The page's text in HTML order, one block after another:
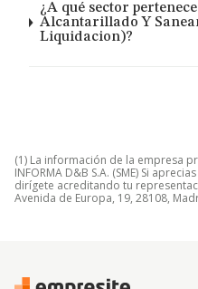
¿A qué sector
Alcantarillado Y
Liquidacion)?
(1) La información de la empresa
INFORMA D&B S.A. (SME) Si
dirígete acreditando tu
Avenida de Europa, 19, 28108,